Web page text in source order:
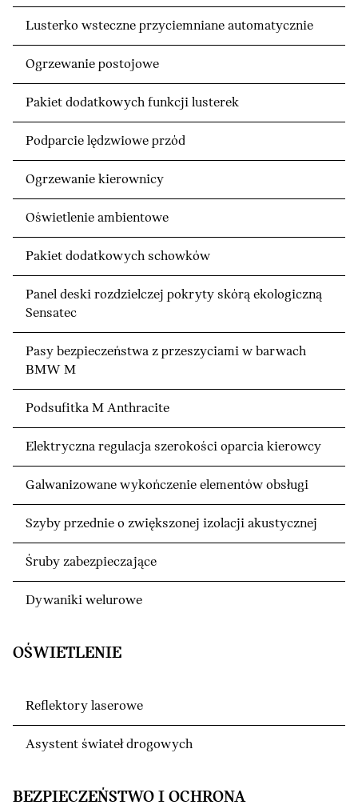
Lusterko wsteczne przyciemniane automatycznie
Ogrzewanie postojowe
Pakiet dodatkowych funkcji lusterek
Podparcie lędzwiowe przód
Ogrzewanie kierownicy
Oświetlenie ambientowe
Pakiet dodatkowych schowków
Panel deski rozdzielczej pokryty skórą ekologiczną
Sensatec
Pasy bezpieczeństwa z przeszyciami w barwach
BMW M
Podsufitka M Anthracite
Elektryczna regulacja szerokości oparcia kierowcy
Galwanizowane wykończenie elementów obsługi
Szyby przednie o zwiększonej izolacji akustycznej
Śruby zabezpieczające
Dywaniki welurowe
OŚWIETLENIE
Reflektory laserowe
Asystent świateł drogowych
BEZPIECZEŃSTWO I OCHRONA